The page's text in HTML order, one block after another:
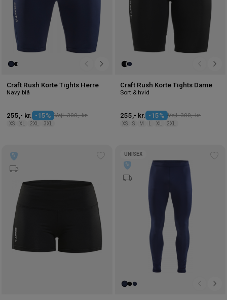
Craft Rush Korte Tights Herre
Navy blå
255,- kr. -15% Vejl. 300,- kr.
XS XL 2XL 3XL
Craft Rush Korte Tights Dame
Sort & hvid
255,- kr. -15% Vejl. 300,- kr.
XS S M XL 2XL
ønskeliste
UNISEX